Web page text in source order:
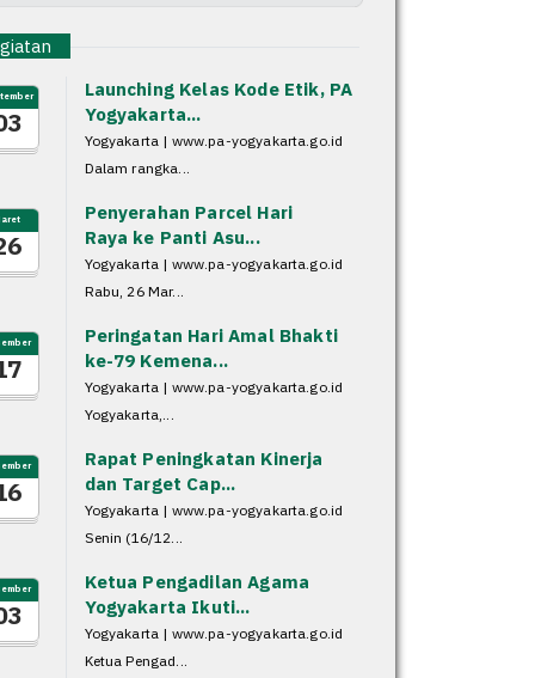
Launching Kelas Kode Etik, PA
Yogyakarta...
Yogyakarta | www.pa-yogyakarta.go.id
Dalam rangka...
Penyerahan Parcel Hari
Raya ke Panti Asu...
Yogyakarta | www.pa-yogyakarta.go.id
Rabu, 26 Mar...
Peringatan Hari Amal Bhakti
ke-79 Kemena...
Yogyakarta | www.pa-yogyakarta.go.id
Yogyakarta,...
Rapat Peningkatan Kinerja
dan Target Cap...
Yogyakarta | www.pa-yogyakarta.go.id
Senin (16/12...
Ketua Pengadilan Agama
Yogyakarta Ikuti...
Yogyakarta | www.pa-yogyakarta.go.id
Ketua Pengad...